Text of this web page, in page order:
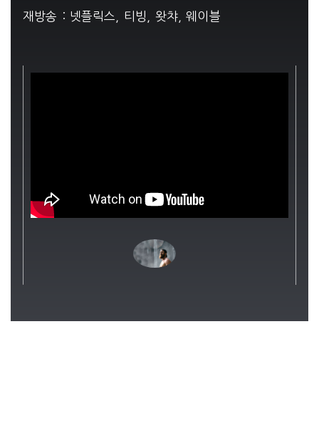
재방송 : 넷플릭스, 티빙, 왓챠, 웨이블